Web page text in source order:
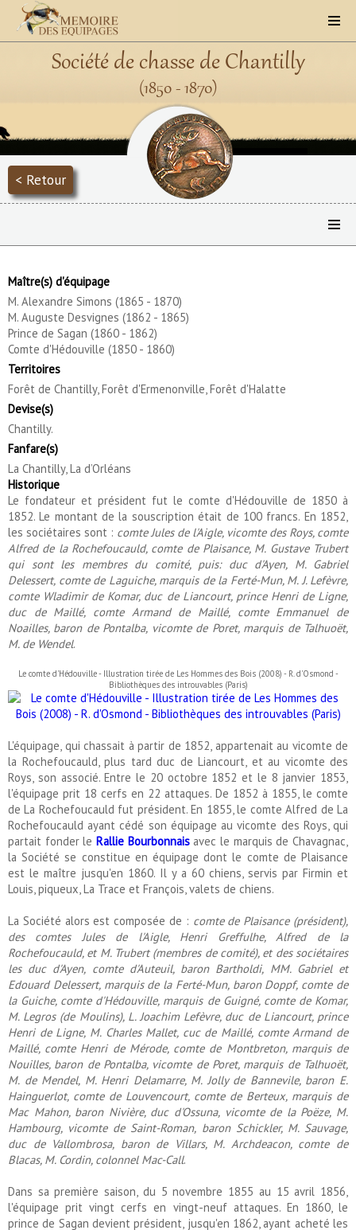
Société de chasse de Chantilly
(1850 - 1870)
< Retour
Maître(s) d'équipage
M. Alexandre Simons (1865 - 1870)
M. Auguste Desvignes (1862 - 1865)
Prince de Sagan (1860 - 1862)
Comte d'Hédouville (1850 - 1860)
Territoires
Forêt de Chantilly, Forêt d'Ermenonville, Forêt d'Halatte
Devise(s)
Chantilly.
Fanfare(s)
La Chantilly, La d’Orléans
Historique
Le fondateur et président fut le comte d'Hédouville de 1850 à
1852. Le montant de la souscription était de 100 francs. En 1852,
les sociétaires sont : comte Jules de l'Aigle, vicomte des Roys, comte
Alfred de la Rochefoucauld, comte de Plaisance, M. Gustave Trubert
qui sont les membres du comité, puis: duc d'Ayen, M. Gabriel
Delessert, comte de Laguiche, marquis de la Ferté-Mun, M. J. Lefèvre,
comte Wladimir de Komar, duc de Liancourt, prince Henri de Ligne,
duc de Maillé, comte Armand de Maillé, comte Emmanuel de
Noailles, baron de Pontalba, vicomte de Poret, marquis de Talhuoët,
M. de Wendel.
Le comte d'Hédouville - Illustration tirée de Les Hommes des Bois (2008) - R. d'Osmond -
Bibliothèques des introuvables (Paris)
L'équipage, qui chassait à partir de 1852, appartenait au vicomte de
la Rochefoucauld, plus tard duc de Liancourt, et au vicomte des
Roys, son associé. Entre le 20 octobre 1852 et le 8 janvier 1853,
l'équipage prit 18 cerfs en 22 attaques. De 1852 à 1855, le comte
de La Rochefoucauld fut président. En 1855, le comte Alfred de La
Rochefoucauld ayant cédé son équipage au vicomte des Roys, qui
partait fonder le Rallie Bourbonnaisavec le marquis de Chavagnac,
la Société se constitue en équipage dont le comte de Plaisance
est le maître jusqu'en 1860. Il y a 60 chiens, servis par Firmin et
Louis, piqueux, La Trace et François, valets de chiens.
La Société alors est composée de : comte de Plaisance (président),
des comtes Jules de l'Aigle, Henri Greffulhe, Alfred de la
Rochefoucauld, et M. Trubert (membres de comité), et des sociétaires
les duc d'Ayen, comte d'Auteuil, baron Bartholdi, MM. Gabriel et
Edouard Delessert, marquis de la Ferté-Mun, baron Doppf, comte de
la Guiche, comte d'Hédouville, marquis de Guigné, comte de Komar,
M. Legros (de Moulins), L. Joachim Lefèvre, duc de Liancourt, prince
Henri de Ligne, M. Charles Mallet, cuc de Maillé, comte Armand de
Maillé, comte Henri de Mérode, comte de Montbreton, marquis de
Nouilles, baron de Pontalba, vicomte de Poret, marquis de Talhuoët,
M. de Mendel, M. Henri Delamarre, M. Jolly de Bannevile, baron E.
Hainguerlot, comte de Louvencourt, comte de Berteux, marquis de
Mac Mahon, baron Nivière, duc d'Ossuna, vicomte de la Poëze, M.
Hambourg, vicomte de Saint-Roman, baron Schickler, M. Sauvage,
duc de Vallombrosa, baron de Villars, M. Archdeacon, comte de
Blacas, M. Cordin, colonnel Mac-Call.
Dans sa première saison, du 5 novembre 1855 au 15 avril 1856,
l'équipage prit vingt cerfs en vingt-neuf attaques. En 1860, le
prince de Sagan devient président, jusqu'en 1862, ayant acheté les